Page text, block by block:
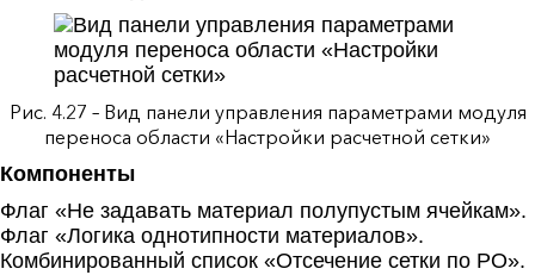
Рис. 4.27 – Вид панели управления параметрами модуля
переноса области «Настройки расчетной сетки»
Компоненты
Флаг «Не задавать материал полупустым ячейкам».
Флаг «Логика однотипности материалов».
Комбинированный список «Отсечение сетки по РО».